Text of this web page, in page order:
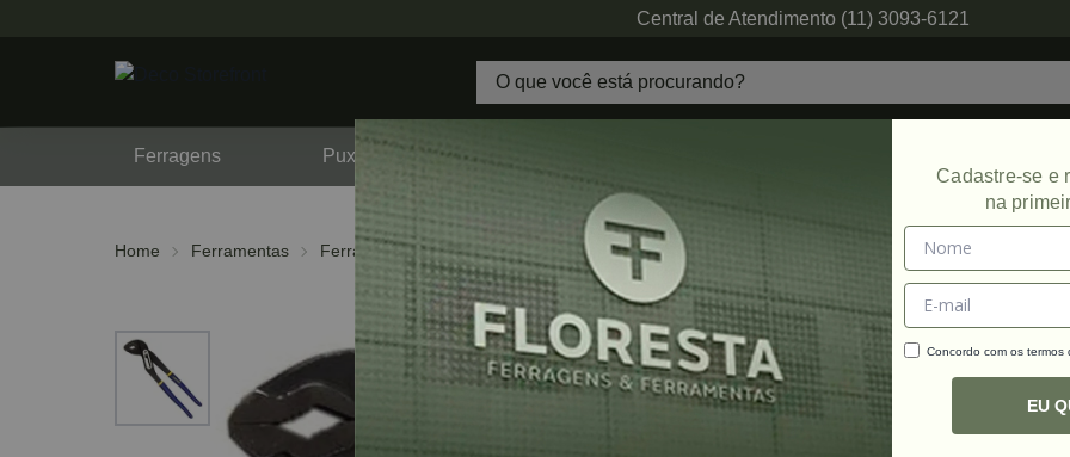
Central de Atendimento (11) 3093-6121
Ferragens Puxadores
Home Ferramentas Ferramentas Manuais
Cadastre-se e
na
Concordo com os termos
EU